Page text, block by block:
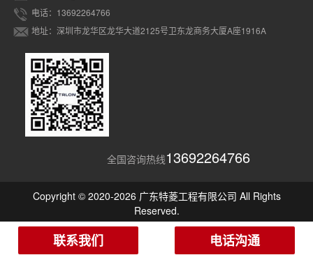
电话：13692264766
地址：深圳市龙华区龙华大道2125号卫东龙商务大厦A座1916A
全国咨询热线13692264766
联系我们 电话沟通
Copyright © 2020-2026 广东特菱工程有限公司 All Rights
Reserved.